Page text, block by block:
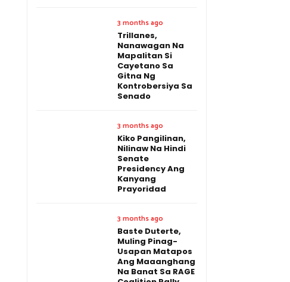
3 months ago
Trillanes,
Nanawagan Na
Mapalitan Si
Cayetano Sa
Gitna Ng
Kontrobersiya Sa
Senado
3 months ago
Kiko Pangilinan,
Nilinaw Na Hindi
Senate
Presidency Ang
Kanyang
Prayoridad
3 months ago
Baste Duterte,
Muling Pinag-
Usapan Matapos
Ang Maaanghang
Na Banat Sa RAGE